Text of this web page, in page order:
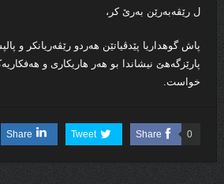
ل رێڤەبەرێن بەرێ کر،
پاش گوهداریا پێدڤیاتێن هەردو رێڤەریانکر و
پارێزگەهێ نیشاندا بو هەر هاریکاری و
خواست.
Share 0
Tweet
Share